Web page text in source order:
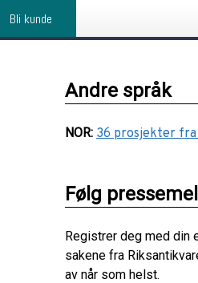
Bli kunde
Andre språk
NOR: 36 prosjekter
Følg
Registrer deg med din
sakene fra
av når som helst.